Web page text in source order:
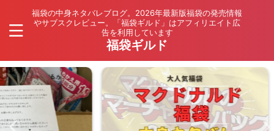
福袋の中身ネタバレブログ。2026年最新版福袋の発売情報
やサブスクレビュー。「福袋ギルド」はアフィリエイト広
告を利用しています
福袋ギルド